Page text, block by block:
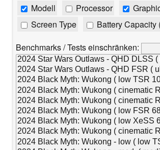
Modell Processor
Screen Type
Battery Capacity
Benchmarks / Tests einschränken: